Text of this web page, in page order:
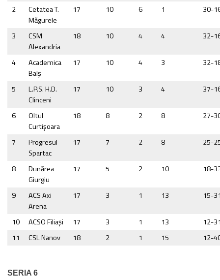
2
Cetatea T.
Măgurele
17 10 6 1 30-
3
CSM
Alexandria
18 10 4 4 32-
4
Academica
Balș
17 10 4 3 32-
5
L.P.S. H.D.
Clinceni
17 10 3 4 37-
6
Oltul
Curtişoara
18 8 2 8 27-
7
Progresul
Spartac
17 7 2 8 25-
8
Dunărea
Giurgiu
17 5 2 10 18-
9
ACS Axi
Arena
17 3 1 13 15-
10 ACSO Filiaşi 17 3 1 13
12-
11
CSL Nanov 18 2 1 15 12-
SERIA 6